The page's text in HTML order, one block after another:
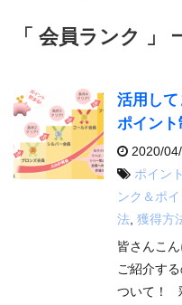
「 会員ランク 」
活用し
ポイント
2020/
ポイント
ンク＆ポ
法 獲得方
皆さんこ
ご紹介す
ついて！